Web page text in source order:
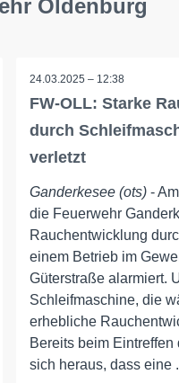
Oldenburg
24.03.2025 – 12:38
FW-OLL: Starke
durch
verletzt
Ganderkesee (ots)-
die Feuerwehr
Rauchentwicklung
einem Betrieb im
Güterstraße alarmiert.
Schleifmaschine, die
erhebliche
Bereits beim
sich heraus, dass eine